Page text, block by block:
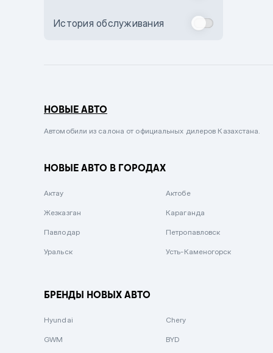
Комбинированный
Сиреневый металлик
Вишневый
Зеленый металлик
История обслуживания
НОВЫЕ АВТО
Автомобили из салона от официальных дилеров Казахстана.
НОВЫЕ АВТО В ГОРОДАХ
Актау Актобе
Жезказган Караганда
Павлодар Петропавловск
Уральск Усть-Каменогорск
БРЕНДЫ НОВЫХ АВТО
Hyundai Chery
GWM BYD